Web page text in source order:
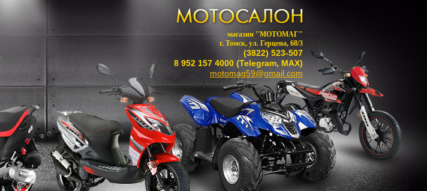
магазин "МОТОМАГ"
г. Томск, ул. Герцена, 68/3
(3822) 523-507
8 952 157 4000 (Telegram, MAX)
motomag59@gmail.com